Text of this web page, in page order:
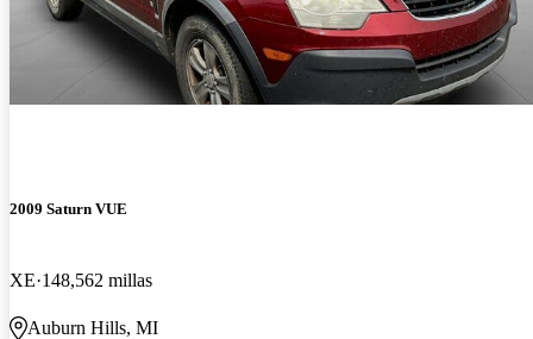
2009 Saturn VUE
XE 148,562 millas
Auburn Hills, MI